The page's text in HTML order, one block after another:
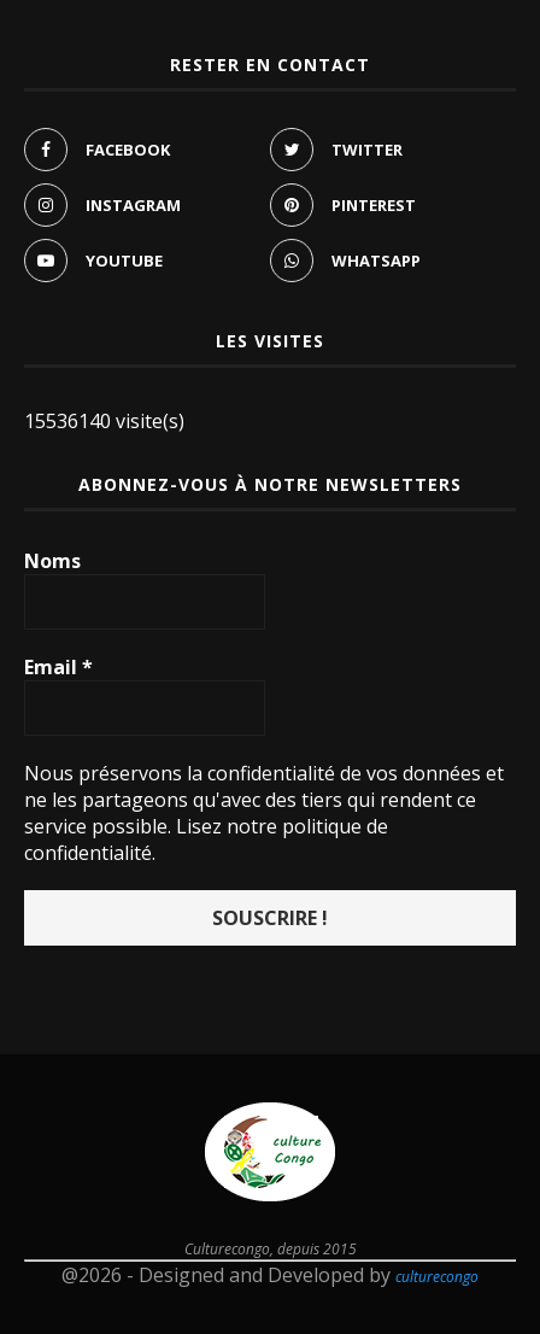
RESTER EN CONTACT
FACEBOOK TWITTER
INSTAGRAM PINTEREST
YOUTUBE WHATSAPP
LES VISITES
15536140 visite(s)
ABONNEZ-VOUS À NOTRE NEWSLETTERS
Noms
Email *
Nous préservons la confidentialité de vos données et
ne les partageons qu'avec des tiers qui rendent ce
service possible. Lisez notre politique de
confidentialité.
Culturecongo, depuis 2015
@2026 - Designed and Developed by culturecongo